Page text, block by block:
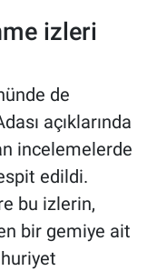
izleri
de
açıklarında
incelemelerde
edildi.
bu izlerin,
bir gemiye ait